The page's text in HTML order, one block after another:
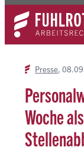
Zum
Inhalt
springen
Kontakt
Presse
Woche